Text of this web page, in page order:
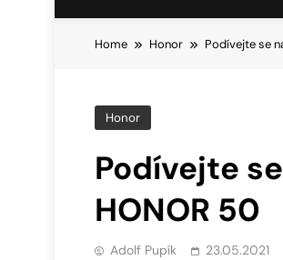
Home Honor Podívejte se
Honor
Podívejte
HONOR 50
Adolf Pupík 23.05.2021